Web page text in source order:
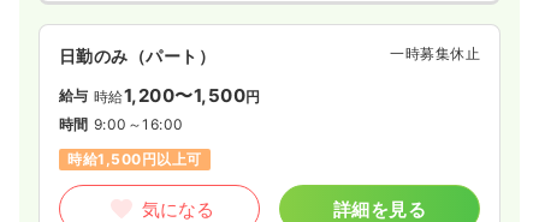
日勤のみ（パート） 一時募集休止
給与 時給1,200〜1,500円
時間 9:00～16:00
時給1,500円以上可
気になる 詳細を見る